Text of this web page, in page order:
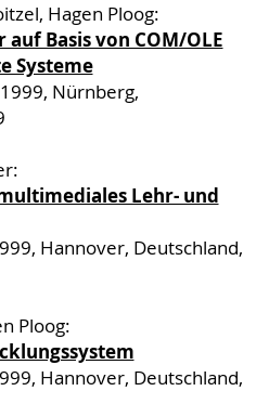
Hagen Ploog:
Basis von COM/OLE
Systeme
Nürnberg,
Lehr- und
Hannover, Deutschland,
Ploog:
Hannover, Deutschland,